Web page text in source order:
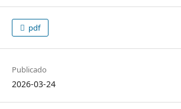
pdf
Publicado
2026-03-24